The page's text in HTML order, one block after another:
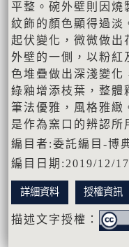
平整。碗外壁則因燒
紋飾的顏色顯得過淡
起伏變化，微微做出
外壁的一側，以粉紅
色堆疊做出深淺變化
綠釉增添枝葉，整體
筆法優雅，風格雅緻
是作為窯口的辨認所
編目者:委託編目-博
編目日期:2019/12/17
詳細資料 授權資訊
描述文字授權：